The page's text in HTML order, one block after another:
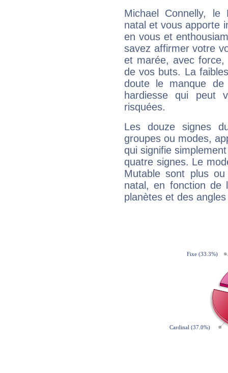
Michael Connelly, le
natal et vous apporte
en vous et
savez affirmer votre
et marée, avec
de vos buts. La
doute le manque
hardiesse qui peut
risquées.
Les douze signes
groupes ou modes,
qui signifie
quatre signes. Le
Mutable sont plus
natal, en fonction de
planètes et des